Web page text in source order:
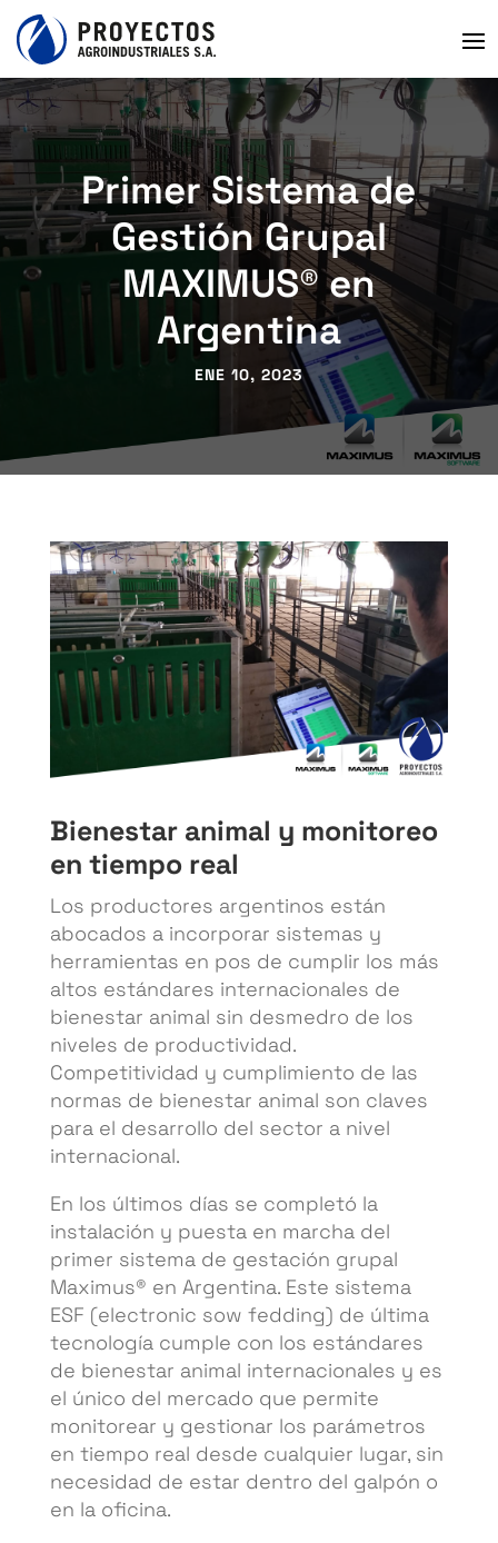
Primer Sistema de
Gestión Grupal
MAXIMUS® en
Argentina
ENE 10, 2023
Bienestar animal y monitoreo
en tiempo real
Los productores argentinos están
abocados a incorporar sistemas y
herramientas en pos de cumplir los más
altos estándares internacionales de
bienestar animal sin desmedro de los
niveles de productividad.
Competitividad y cumplimiento de las
normas de bienestar animal son claves
para el desarrollo del sector a nivel
internacional.
En los últimos días se completó la
instalación y puesta en marcha del
primer sistema de gestación grupal
Maximus® en Argentina. Este sistema
ESF (electronic sow fedding) de última
tecnología cumple con los estándares
de bienestar animal internacionales y es
el único del mercado que permite
monitorear y gestionar los parámetros
en tiempo real desde cualquier lugar, sin
necesidad de estar dentro del galpón o
en la oficina.